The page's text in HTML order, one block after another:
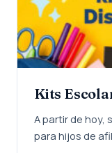
Kits
A partir de hoy,
para hijos de